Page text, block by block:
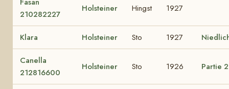
210282227
Holsteiner Hingst 1927
Klara Holsteiner Sto 1927
Canella
212816600
Holsteiner Sto 1926 Partie